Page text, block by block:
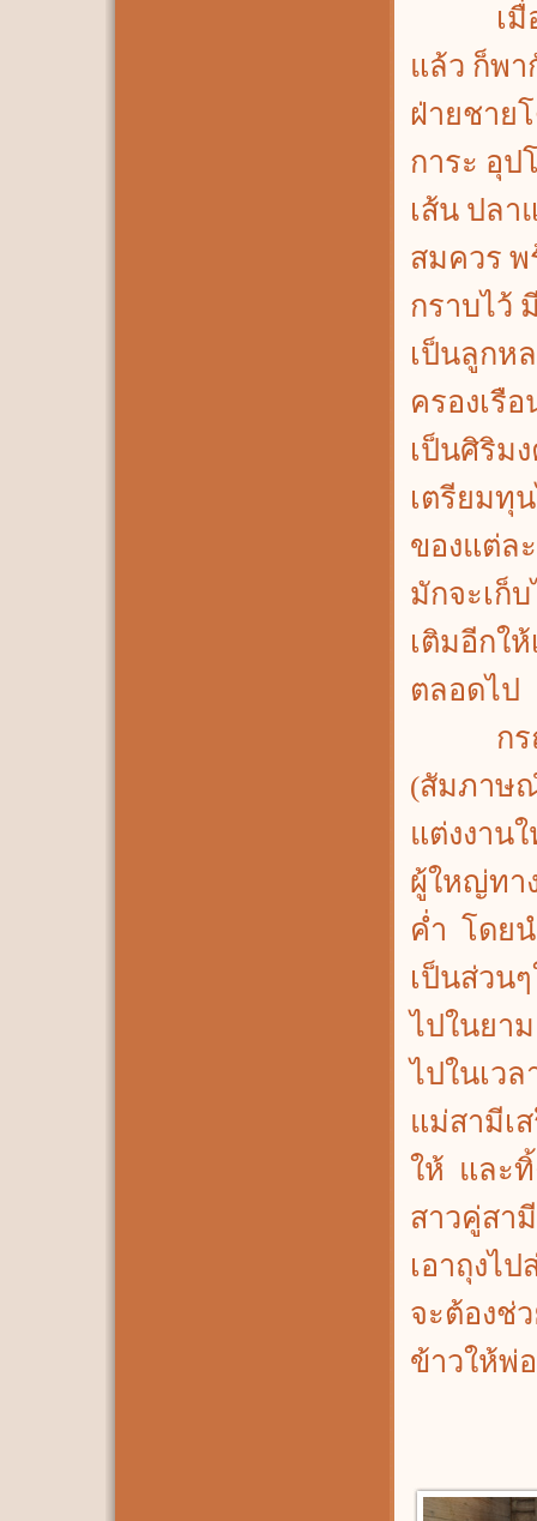
เมื่อห
แล้ว ก็พ
ฝ่ายชาย
การะ อุป
เส้น ปล
สมควร พ
กราบไว้
เป็นลูกห
ครองเรื
เป็นศิริม
เตรียมทุ
ของแต่ล
มักจะเก็
เติมอีกใ
ตลอดไป
กรณีช
(สัมภาษ
แต่งงาน
ผู้ใหญ่ทา
ค่ำ โดยน
เป็นส่วน
ไปในยา
ไปในเว
แม่สามีเ
ให้ และทิ้
สาวคู่สา
เอาถุงไป
จะต้องช่
ข้าวให้พ่